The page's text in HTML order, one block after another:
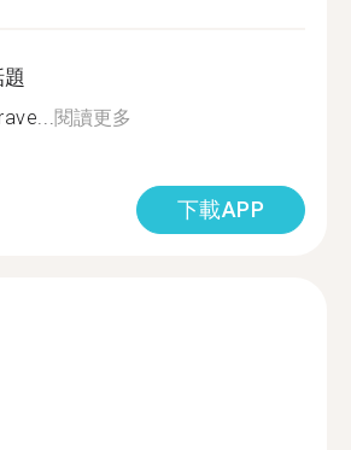
閱讀更多
下載APP